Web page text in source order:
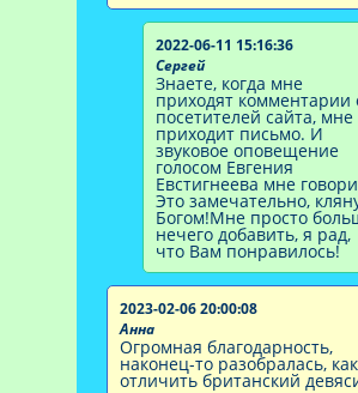
2022-06-11 15:16:36
Сергей
Знаете, когда мне
приходят комментарии
посетителей сайта, мне
приходит письмо. И
звуковое оповещение
голосом Евгения
Евстигнеева мне
Это замечательно,
Богом!Мне просто
нечего добавить, я рад,
что Вам понравилось!
2023-02-06 20:00:08
Анна
Огромная благодарность,
наконец-то разобралась, как
отличить британский